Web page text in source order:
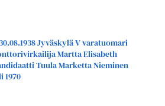
Jyväskylä V varatuomari
Martta Elisabeth
Tuula Marketta Nieminen
1970